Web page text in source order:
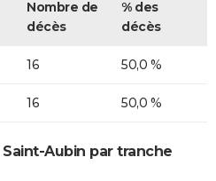
Nombre de
décès
% des
décès
16 50,0 %
16 50,0 %
Aubin par tranche